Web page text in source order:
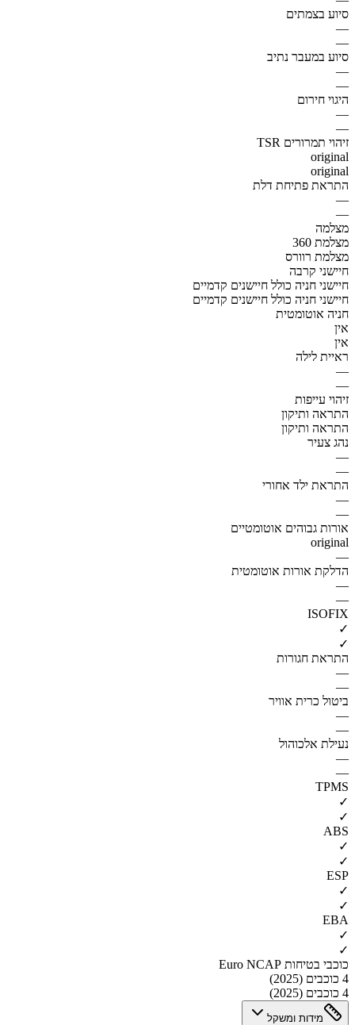
סיוע בצמתים
—
—
סיוע במעבר נתיב
—
—
היגוי חירום
—
—
זיהוי תמרורים TSR
original
original
התראת פתיחת דלת
—
—
מצלמה
מצלמת 360
מצלמת רוורס
חיישני קרבה
חיישני חניה כולל חיישנים קדמיים
חיישני חניה כולל חיישנים קדמיים
חניה אוטומטית
אין
אין
ראיית לילה
—
—
זיהוי עייפות
התראה ותיקון
התראה ותיקון
נהג צעיר
—
—
התראת ילד אחורי
—
—
אורות גבוהים אוטומטיים
original
—
הדלקת אורות אוטומטית
—
—
ISOFIX
✓
✓
התראת חגורות
—
—
ביטול כרית אוויר
—
—
נעילת אלכוהול
—
—
TPMS
✓
✓
ABS
✓
✓
ESP
✓
✓
EBA
✓
✓
כוכבי בטיחות Euro NCAP
4 כוכבים (2025)
4 כוכבים (2025)
מידות ומשקל